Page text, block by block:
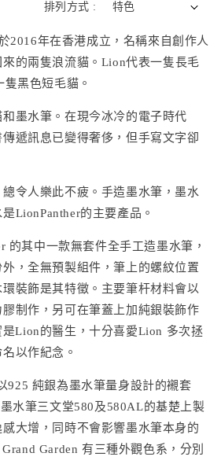
排列方式 :
2016年在香港成立，名稱來自創作人
的兩隻浪流貓。Lion代表一隻長毛
黑色短毛貓。
墨水筆。在現今冰冷的電子時代
遞訊息已變得奢侈，但手寫文字卻
令人樂此不疲。手造墨水筆，墨水
LionPanther的主要產品。
的其中一款無套件全手工造墨水筆，
，全無預製組件，筆上的螺紋位置
裝飾是其特徵。主要筆杆材料會以
制作，另可在筆蓋上加純銀裝飾作
是Lion的醫生，十分喜愛Lion 多次拯
以作紀念。
925 純銀為墨水筆量身設計的襯套
水筆三文堂580及580AL的基楚上製
大增，同時不會影響墨水筆本身的
Garden 有三種外觀色系，分別